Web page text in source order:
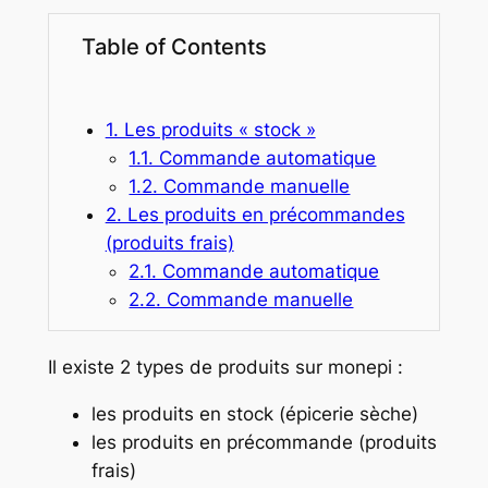
Table of Contents
1. Les produits « stock »
1.1. Commande automatique
1.2. Commande manuelle
2. Les produits en précommandes
(produits frais)
2.1. Commande automatique
2.2. Commande manuelle
Il existe 2 types de produits sur monepi :
les produits en stock (épicerie sèche)
les produits en précommande (produits
frais)